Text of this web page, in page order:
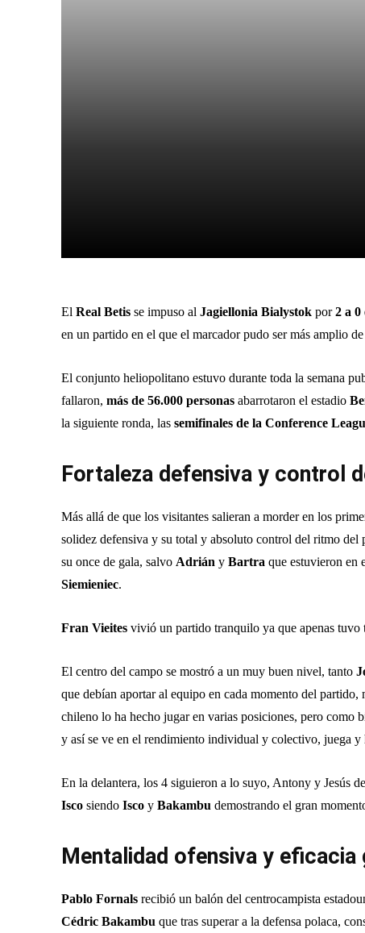
El Real Betis se impuso al Jagiellonia Bialystok por2 a 0
en un partido en el que el marcador pudo ser más amplio
El conjunto heliopolitano estuvo durante toda la semana
fallaron, más de 56.000 personas abarrotaron el estadio
la siguiente ronda, las semifinales de la Conference
Fortaleza defensiva y control
Más allá de que los visitantes salieran a morder en los
solidez defensiva y su total y absoluto control del ritmo
su once de gala, salvo Adrián y Bartra que estuvieron en
Siemieniec.
Fran Vieites vivió un partido tranquilo ya que apenas
El centro del campo se mostró a un muy buen nivel, tanto
que debían aportar al equipo en cada momento del
chileno lo ha hecho jugar en varias posiciones, pero como
y así se ve en el rendimiento individual y colectivo, juega y
En la delantera, los 4 siguieron a lo suyo, Antony y Jesús
Isco siendo Isco y Bakambu demostrando el gran
Mentalidad ofensiva y eficacia
Pablo Fornals recibió un balón del centrocampista
Cédric Bakambu que tras superar a la defensa polaca,